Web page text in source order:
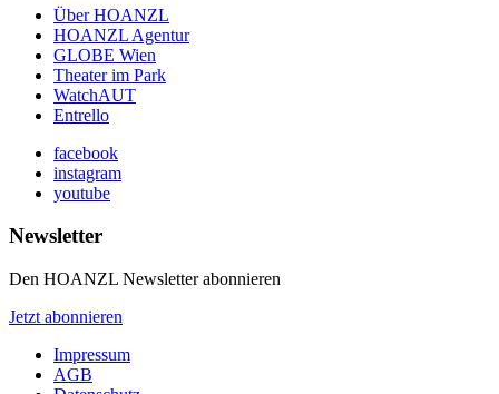
Über HOANZL
HOANZL Agentur
GLOBE Wien
Theater im Park
WatchAUT
Entrello
facebook
instagram
youtube
Newsletter
Den HOANZL Newsletter abonnieren
Jetzt abonnieren
Impressum
AGB